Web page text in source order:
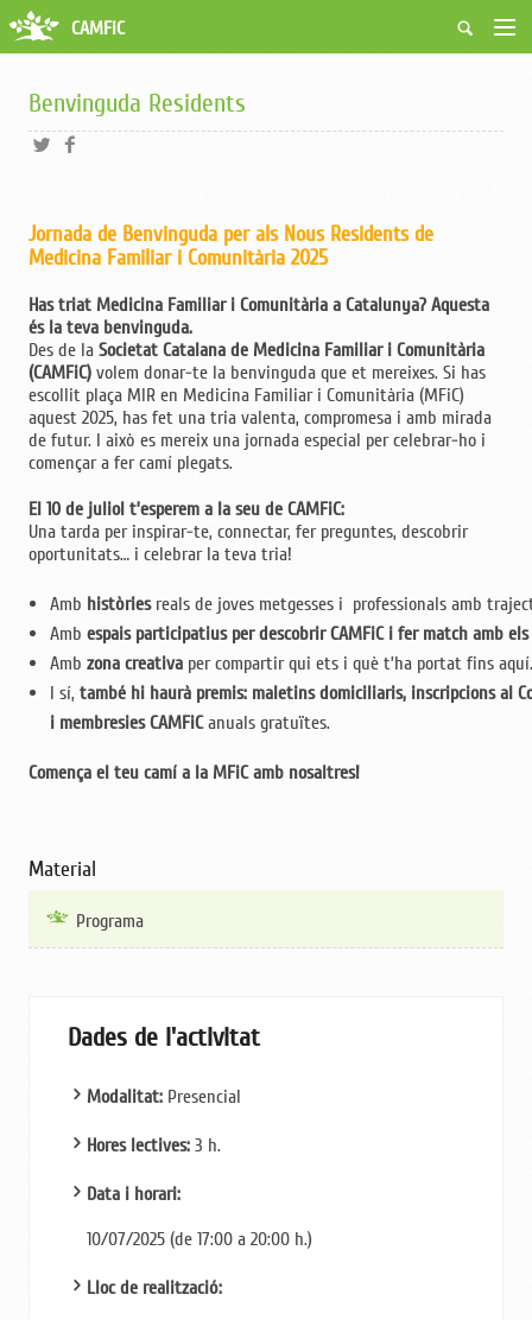
Qui som
Fes-te soci
Activitats
Biblioteca
CAMFiC
Benvinguda Residents
Jornada de Benvinguda per als Nous Residents de
Medicina Familiar i Comunitària 2025
Has triat Medicina Familiar i Comunitària a Catalunya? Aquesta
és la teva benvinguda.
Des de la Societat Catalana de Medicina Familiar i Comunitària
(CAMFiC) volem donar-te la benvinguda que et mereixes. Si has
escollit plaça MIR en Medicina Familiar i Comunitària (MFiC)
aquest 2025, has fet una tria valenta, compromesa i amb mirada
de futur. I això es mereix una jornada especial per celebrar-ho i
començar a fer camí plegats.
El 10 de juliol t’esperem a la seu de CAMFiC:
Una tarda per inspirar-te, connectar, fer preguntes, descobrir
oportunitats… i celebrar la teva tria!
Amb històriesreals de joves metgesses i professionals amb
Amb espais participatius per descobrir CAMFiC i fer match amb
Amb zona creativaper compartir qui ets i què t’ha portat fins aquí.
I sí, també hi haurà premis: maletins domiciliaris, inscripcions al
i membresies CAMFiCanuals gratuïtes.
Comença el teu camí a la MFiC amb nosaltres!
Material
Programa
Dades de l'activitat
Modalitat: Presencial
Hores lectives: 3 h.
Data i horari:
10/07/2025 (de 17:00 a 20:00 h.)
Lloc de realització: